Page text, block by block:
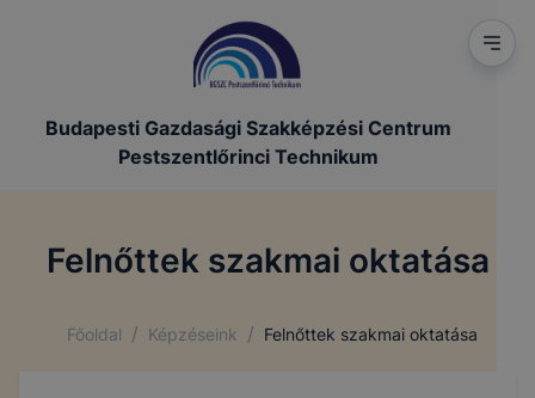
Budapesti Gazdasági Szakképzési Centrum
Pestszentlőrinci Technikum
Felnőttek szakmai oktatása
Főoldal / Képzéseink / Felnőttek szakmai oktatása